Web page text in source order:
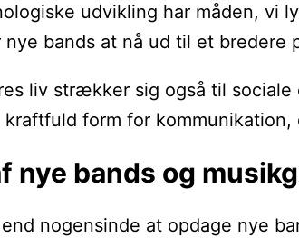
udvikling har måden, vi
bands at nå ud til et bredere
liv strækker sig også til
form for
nye bands og
nogensinde at opdage nye